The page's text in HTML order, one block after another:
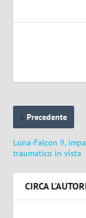
Precedente
Luna-Falcon 9,
traumatico in vista
CIRCA